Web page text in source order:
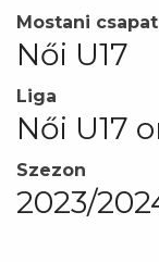
Mostani csapat
Női U17
Liga
Női U17
Szezon
2023/